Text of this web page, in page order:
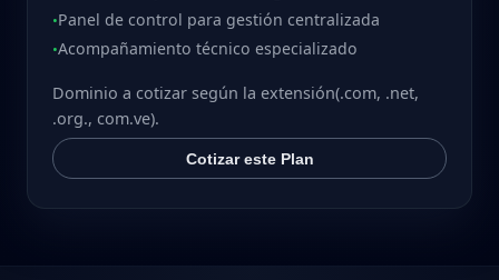
•Panel de control para gestión centralizada
•Acompañamiento técnico especializado
Dominio a cotizar según la extensión(.com, .net,
.org., com.ve).
Cotizar este Plan